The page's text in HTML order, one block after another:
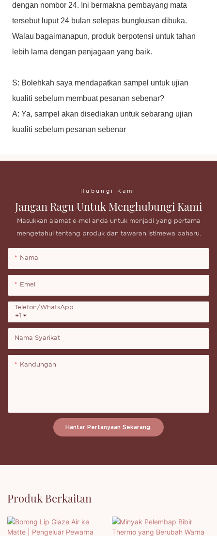
dengan nombor 24. Ini bermakna pembayang mata
tersebut luput 24 bulan selepas bungkusan dibuka.
Walau bagaimanapun, produk berpotensi untuk tahan
lebih lama dengan penjagaan yang baik.
S: Bolehkah saya mendapatkan sampel untuk ujian
kualiti sebelum membuat pesanan sebenar?
A: Ya, sampel akan disediakan untuk sebarang ujian
kualiti sebelum pesanan sebenar
Hubungi Kami
Jangan Ragu Untuk Menghubungi Kami
Masukkan alamat e-mel anda untuk menjadi yang pertama
mengetahui tentang produk dan tawaran istimewa baharu.
Nama
Emel
+1
Telefon/whatsApp
Nama Syarikat
Kandungan
Hantar Pertanyaan Sekarang.
Produk Berkaitan